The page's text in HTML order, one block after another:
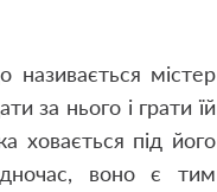
містер
за нього і грати їй
ховається під його
воно є тим